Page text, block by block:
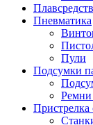
Пневматика
Пули
Подсумки